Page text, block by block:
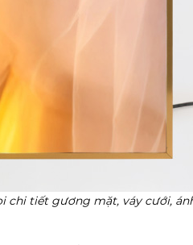
chi tiết gương mặt, váy cưới,